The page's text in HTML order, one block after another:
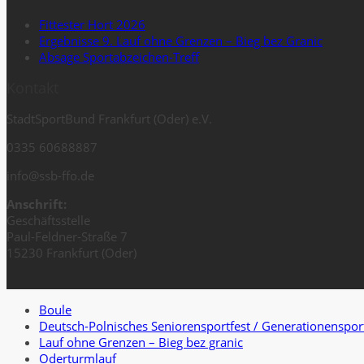
Fittester Hort 2026
Ergebnisse 9. Lauf ohne Grenzen – Bieg bez Granic
Absage Sportabzeichen-Treff
StadtSportBund Frankfurt (Oder) e.V.
0335 60688887
info@ssb-ffo.de
Anschrift:
Geschäftsstelle
Paul-Feldner-Straße 7
15230 Frankfurt (Oder)
Boule
Deutsch-Polnisches Seniorensportfest /
Lauf ohne Grenzen – Bieg bez granic
Oderturmlauf